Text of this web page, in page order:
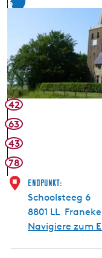
p
e
t
e
r
p
6
42
63
43
78
Endpunkt:
Schoolsteeg 6
8801 LL
Navigiere zum